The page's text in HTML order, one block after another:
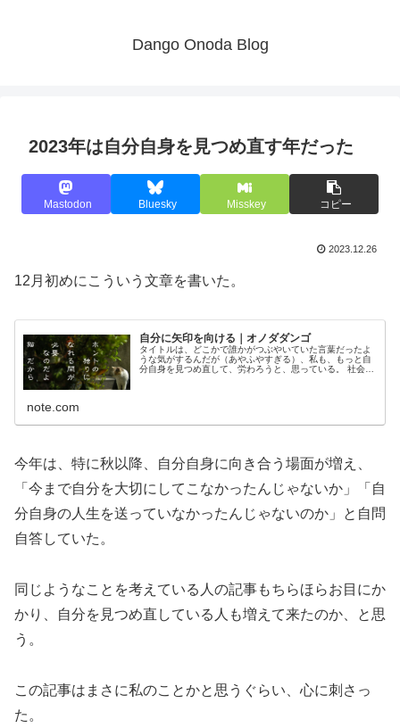
Dango Onoda Blog
2023年は自分自身を見つめ直す年だった
Mastodon Bluesky Misskey コピー
2023.12.26
12月初めにこういう文章を書いた。
自分に矢印を向ける｜オノダダンゴ
タイトルは、どこかで誰かがつぶやいていた言葉だったよ
うな気がするんだが（あやふやすぎる）、私も、もっと自
分自身を見つめ直して、労わろうと、思っている。 社会人
note.com
今年は、特に秋以降、自分自身に向き合う場面が増え、
「今まで自分を大切にしてこなかったんじゃないか」「自
分自身の人生を送っていなかったんじゃないのか」と自問
自答していた。
同じようなことを考えている人の記事もちらほらお目にか
かり、自分を見つめ直している人も増えて来たのか、と思
う。
この記事はまさに私のことかと思うぐらい、心に刺さっ
た。